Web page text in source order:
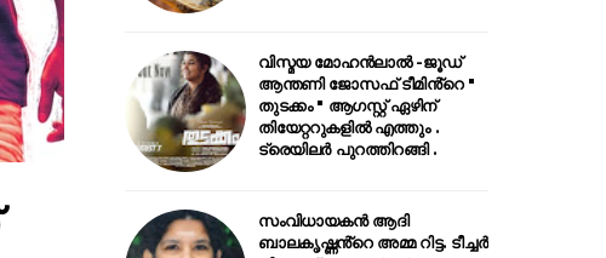
വിസ്മയ മോഹൻലാൽ -ജൂഡ്
ആന്തണി ജോസഫ് ടീമിൻ്റെ "
തുടക്കം " ആഗസ്റ്റ് ഏഴിന്
തിയേറ്ററുകളിൽ എത്തും .
ട്രെയിലർ പുറത്തിറങ്ങി .
സംവിധായകൻ ആദി
ബാലകൃഷ്ണൻ്റെ അമ്മ റിട്ട. ടീച്ചർ